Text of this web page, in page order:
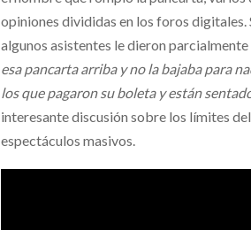
opiniones divididas en los foros
algunos asistentes le dieron
esa pancarta arriba y no la bajaba para
los que pagaron su boleta y están
interesante discusión sobre los límites
espectáculos masivos.